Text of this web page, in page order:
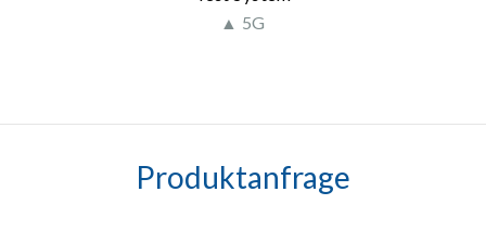
▲ 5G
Produktanfrage